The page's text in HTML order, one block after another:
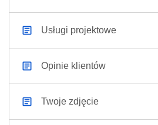
Usługi projektowe
Opinie klientów
Twoje zdjęcie